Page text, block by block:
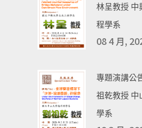
林呈教授 中
程學系
08 4 月,
專題演講公
祖乾教授 中
學系